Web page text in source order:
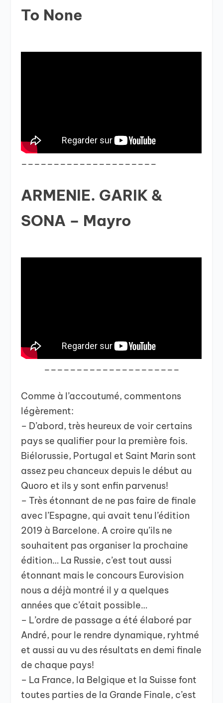
To None
_____________________
ARMENIE. GARIK &
SONA – Mayro
_____________________
Comme à l’accoutumé, commentons
légèrement:
– D’abord, très heureux de voir certains
pays se qualifier pour la première fois.
Biélorussie, Portugal et Saint Marin sont
assez peu chanceux depuis le début au
Quoro et ils y sont enfin parvenus!
– Très étonnant de ne pas faire de finale
avec l’Espagne, qui avait tenu l’édition
2019 à Barcelone. A croire qu’ils ne
souhaitent pas organiser la prochaine
édition… La Russie, c’est tout aussi
étonnant mais le concours Eurovision
nous a déjà montré il y a quelques
années que c’était possible…
– L’ordre de passage a été élaboré par
André, pour le rendre dynamique, ryhtmé
et aussi au vu des résultats en demi finale
de chaque pays!
– La France, la Belgique et la Suisse font
toutes parties de la Grande Finale, c’est